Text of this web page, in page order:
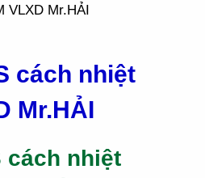
VLXD Mr.HẢI
cách nhiệt
Mr.HẢI
cách nhiệt